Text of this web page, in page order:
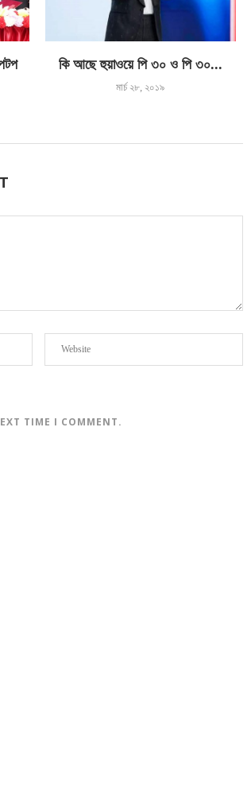
কি আছে হুয়াওয়ে পি ৩০ ও পি ৩০...
মার্চ ২৮, ২০১৯
TIME I COMMENT.